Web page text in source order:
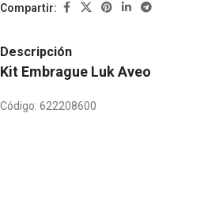
Compartir:
Descripción
Kit Embrague Luk Aveo
Código: 622208600